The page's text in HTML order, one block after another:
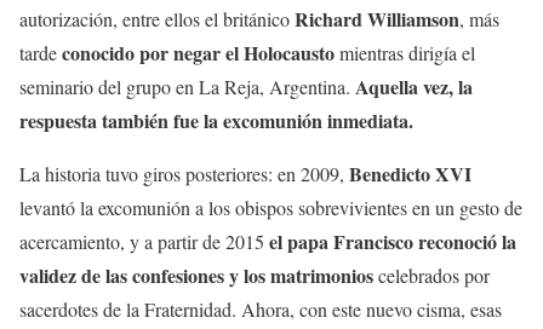
autorización, entre ellos el británicoRichard Williamson, más
tardeconocido por negar el Holocaustomientras dirigía el
seminario del grupo en La Reja, Argentina. Aquella vez, la
respuesta también fue la excomunión inmediata.
La historia tuvo giros posteriores: en 2009, Benedicto XVI
levantó la excomunión a los obispos sobrevivientes en un gesto de
acercamiento, y a partir de 2015 el papa Francisco reconoció la
validez de las confesiones y los matrimonioscelebrados por
sacerdotes de la Fraternidad. Ahora, con este nuevo cisma, esas